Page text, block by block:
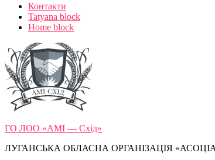
Контакти
Tatyana block
Home block
ГО ЛОО «АМІ — Схід»
ЛУГАНСЬКА ОБЛАСНА ОРГАНІЗАЦІЯ